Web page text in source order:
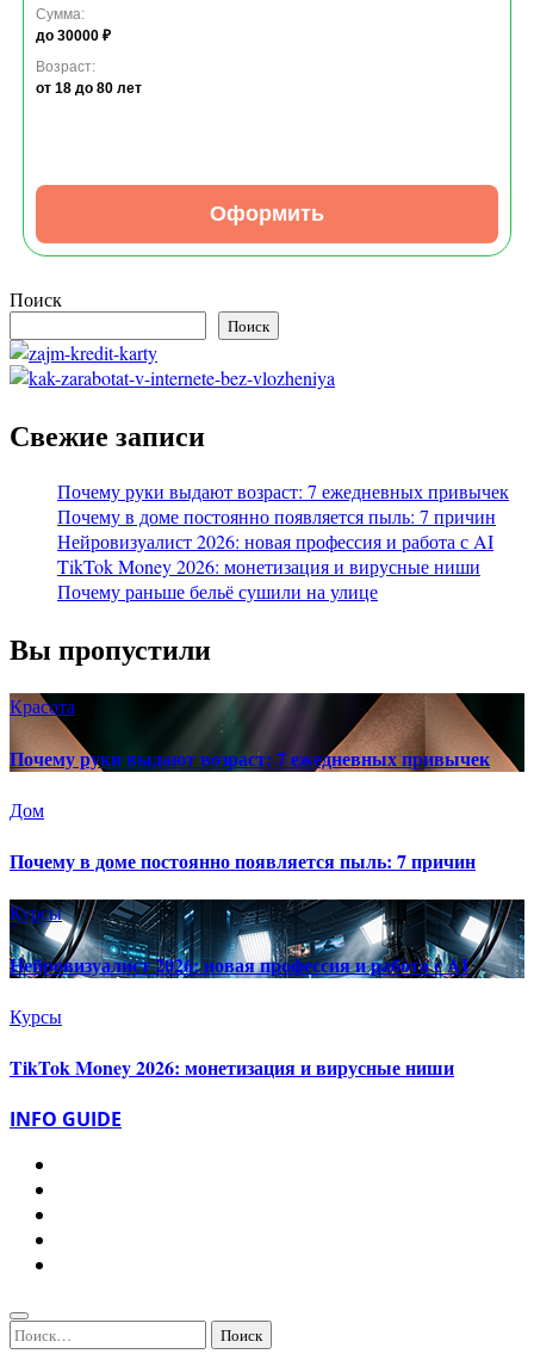
Сумма:
до 30000 ₽
Возраст:
от 18 до 80 лет
Оформить
Поиск
Поиск
Свежие записи
Почему руки выдают возраст: 7 ежедневных привычек
Почему в доме постоянно появляется пыль: 7 причин
Нейровизуалист 2026: новая профессия и работа с AI
TikTok Money 2026: монетизация и вирусные ниши
Почему раньше бельё сушили на улице
Вы пропустили
Красота
Почему руки выдают возраст: 7 ежедневных привычек
Дом
Почему в доме постоянно появляется пыль: 7 причин
Курсы
Нейровизуалист 2026: новая профессия и работа с AI
Курсы
TikTok Money 2026: монетизация и вирусные ниши
INFO GUIDE
Найти: